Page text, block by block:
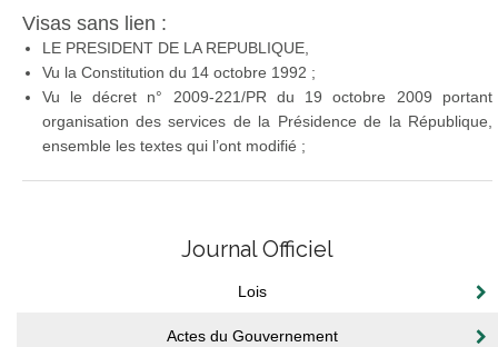
Visas sans lien :
LE PRESIDENT DE LA REPUBLIQUE,
Vu la Constitution du 14 octobre 1992 ;
Vu le décret n° 2009-221/PR du 19 octobre 2009 portant
organisation des services de la Présidence de la République,
ensemble les textes qui l’ont modifié ;
Journal Officiel
Lois
Actes du Gouvernement